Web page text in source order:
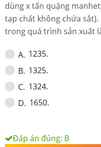
dùng x tấn quặng
tạp chất không chứa
trong quá trình sản xuất
A. 1235.
B. 1325.
C. 1324.
D. 1650.
Đáp án đúng: B